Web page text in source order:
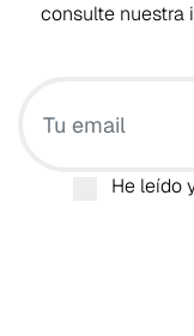
consulte nuestra
He leído